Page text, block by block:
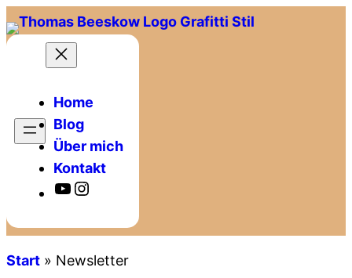
Home
Blog
Über mich
Kontakt
Hier kommst Du zu meinem YouTube Kanal
Zur Instagram Seite
Start » Newsletter